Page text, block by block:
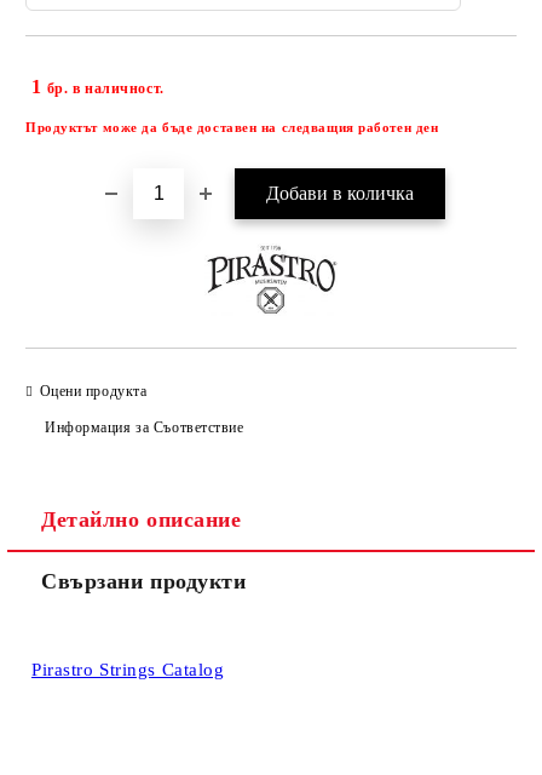
1 бр. в наличност.
Продуктът може да бъде доставен на следващия работен ден
Оцени продукта
Информация за Съответствие
Детайлно описание
Свързани продукти
Pirastro Strings Catalog